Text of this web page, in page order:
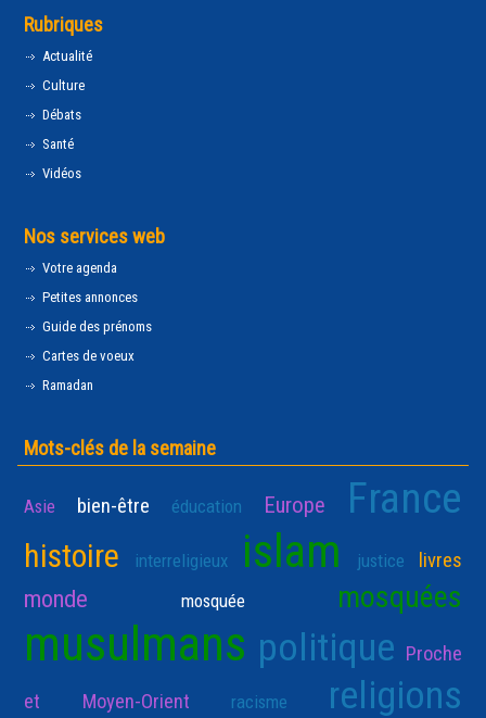
Rubriques
Actualité
Culture
Débats
Santé
Vidéos
Nos services web
Votre agenda
Petites annonces
Guide des prénoms
Cartes de voeux
Ramadan
Mots-clés de la semaine
Asie bien-être éducation Europe France
histoire interreligieux islam justice livres
monde mosquée mosquées
musulmans politique Proche
et Moyen-Orient
racisme religions